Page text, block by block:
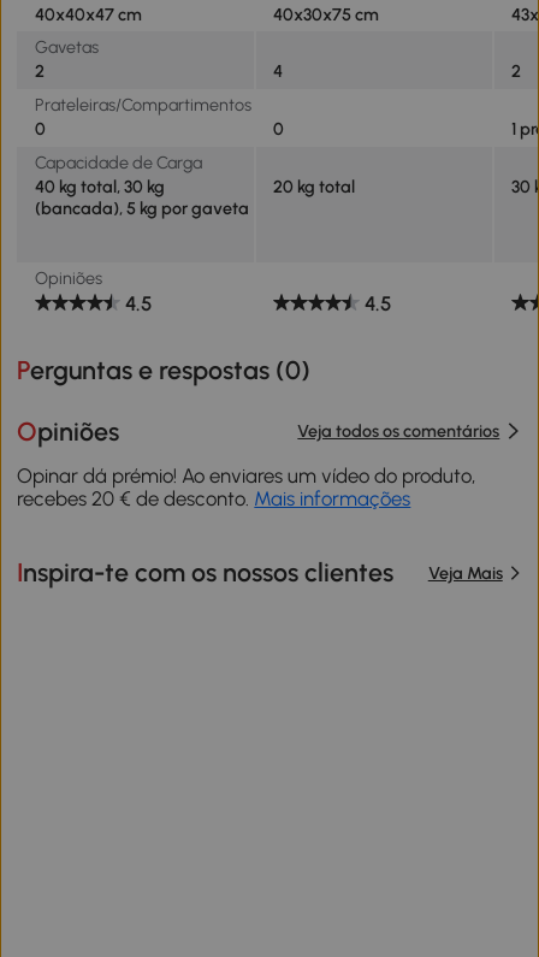
40x40x47 cm
40x30x75 cm
Gavetas
2
4
2
Prateleiras/Compartimentos
0
0
1
Capacidade de Carga
40 kg total, 30 kg
(bancada), 5 kg por gaveta
20 kg total 30
Opiniões
4.5 4.5
Perguntas e respostas (0)
Opiniões Veja todos os comentários
Opinar dá prémio! Ao enviares um vídeo do produto,
recebes 20 € de desconto. Mais informações
Inspira-te com os nossos clientes Veja Mais